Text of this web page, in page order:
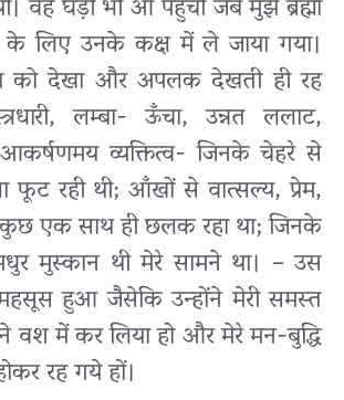
वह घड़ी भी आ पहुँची जब मुझे ब्रह्मा
के लिए उनके कक्ष में ले जाया गया।
को देखा और अपलक देखती ही रह
लम्बा- ऊँचा, उन्नत ललाट,
व्यक्तित्व- जिनके चेहरे से
फूट रही थी; आँखों से वात्सल्य, प्रेम,
एक साथ ही छलक रहा था; जिनके
मुस्कान थी मेरे सामने था। – उस
हुआ जैसेकि उन्होंने मेरी समस्त
वश में कर लिया हो और मेरे मन-बुद्धि
रह गये हों।